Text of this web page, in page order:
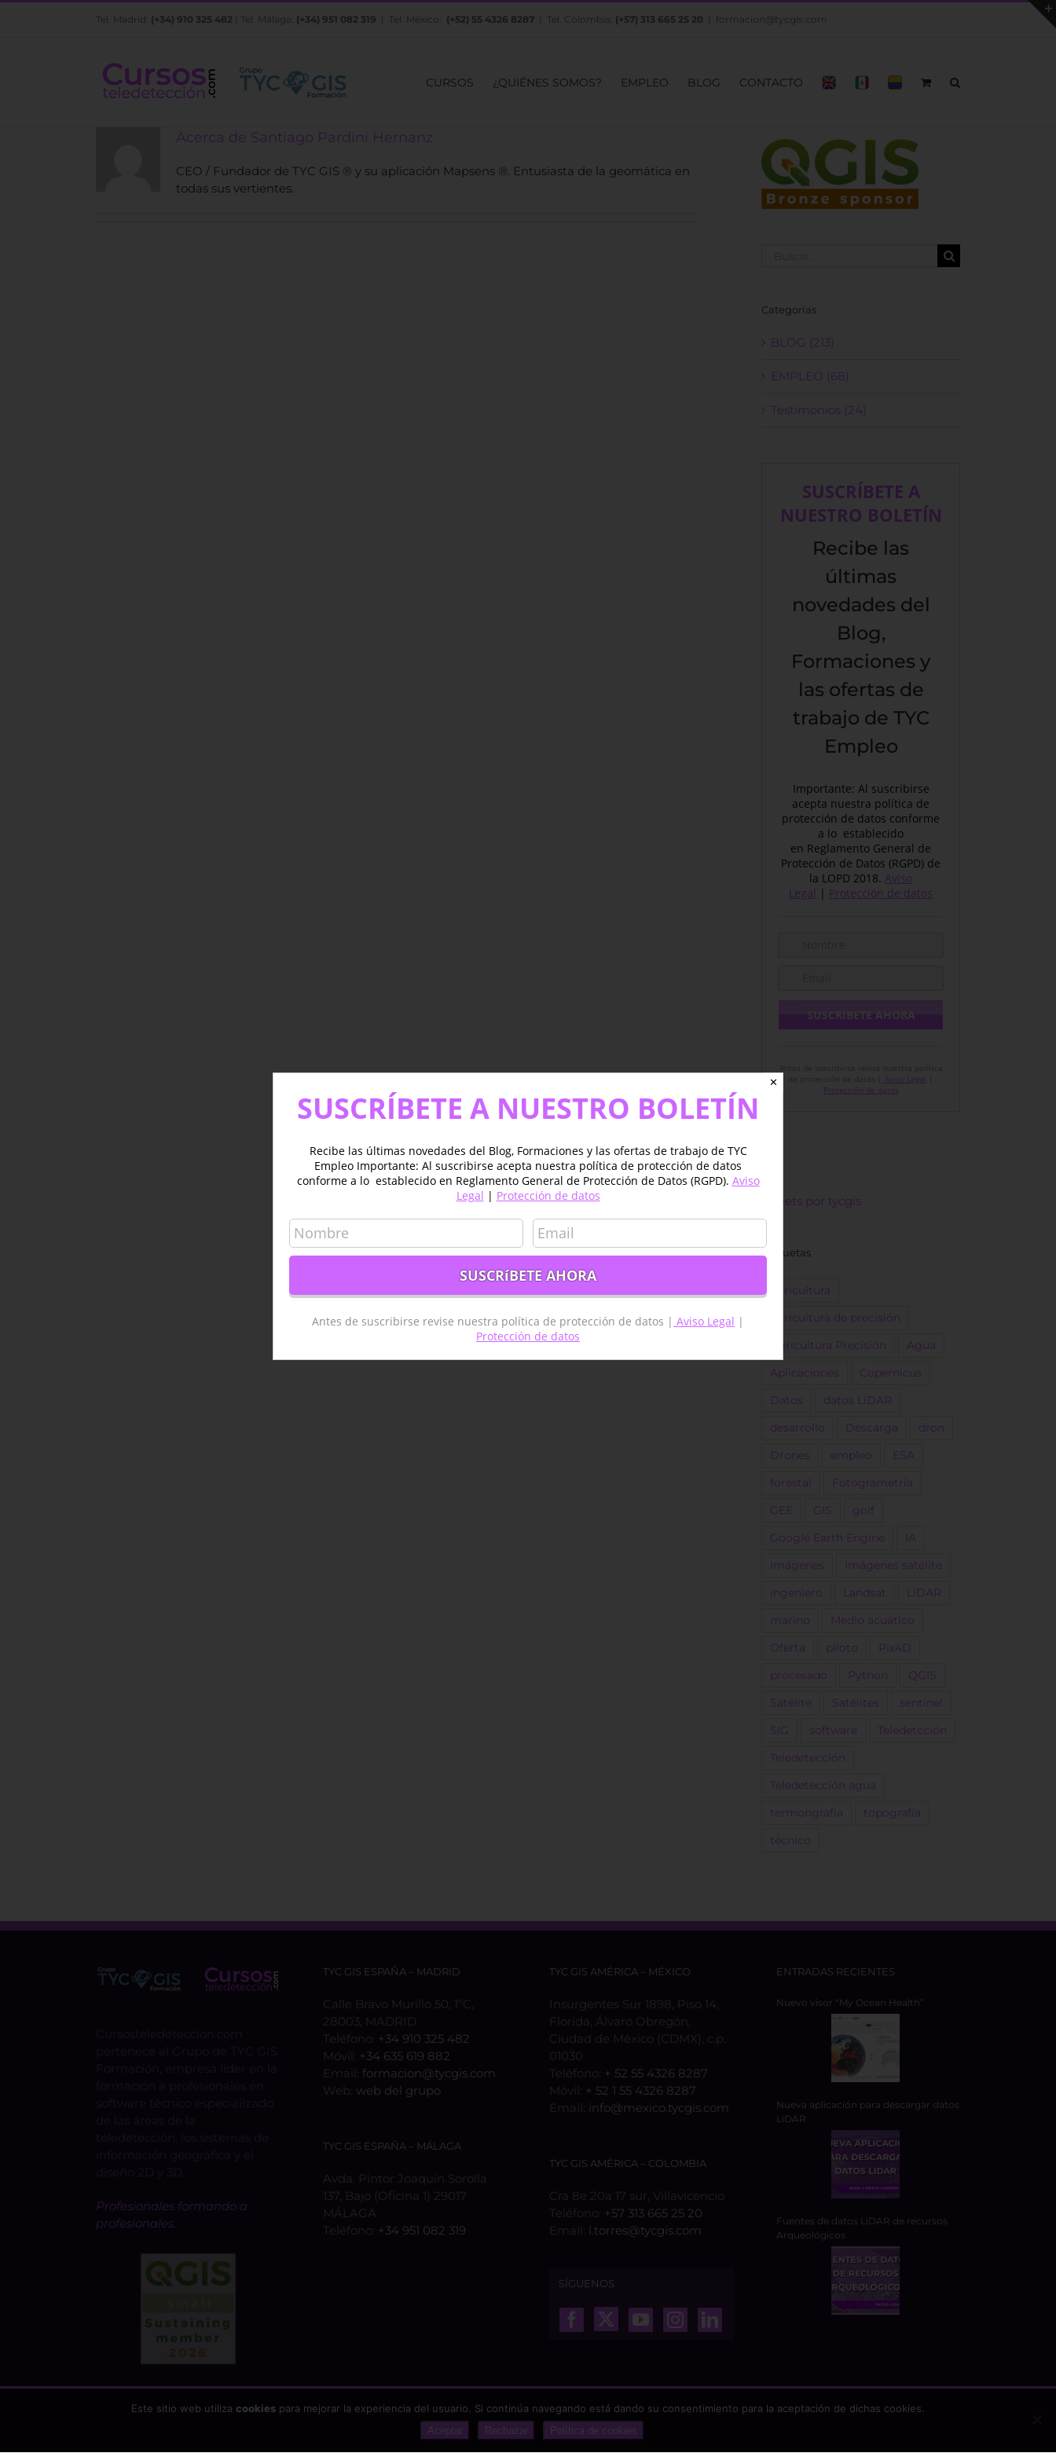
Saltar
Tel. Madrid: (+34) 910 325 482 | Tel. Málaga: (+34) 951 082 319 | Tel. México: (+52) 55 4326 8287 | Tel. Colombia: (+57) 313 665 25 20 formacion@tycgis.com
CURSOS ¿QUIÉNES SOMOS? EMPLEO BLOG CONTACTO
Acerca de Santiago Pardini Hernanz
CEO / Fundador de TYC GIS ® y su aplicación Mapsens ®. Entusiasta de la geomática en
todas sus vertientes.
Categorías
BLOG (213)
EMPLEO (68)
Testimonios (24)
SUSCRÍBETE A
NUESTRO BOLETÍN
Recibe las
últimas
novedades del
Blog,
Formaciones y
las ofertas de
trabajo de TYC
Empleo
Importante: Al suscribirse
acepta nuestra política de
protección de datos conforme
a lo establecido
en Reglamento General de
Protección de Datos (RGPD) de
la LOPD 2018. Aviso
Legal | Protección de datos
Aviso Legal
Protección de datos
Tweets por tycgis
Etiquetas
agricultura
agricultura de precisión
Agricultura Precisión Agua
Aplicaciones Copernicus
Datos datos LiDAR
desarrollo Descarga dron
Drones empleo ESA
forestal Fotogrametría
GEE GIS golf
Google Earth Engine IA
Imágenes Imágenes satélite
ingeniero Landsat LIDAR
marino Medio acuático
Oferta piloto Pix4D
procesado Python QGIS
Satélite Satélites sentinel
SIG software Teledetcción
Teledetección
Teledetección agua
termongrafía topografía
técnico
Profesionales formando a
profesionales.
TYC GIS ESPAÑA – MADRID
Calle Bravo Murillo 50, 1ºC,
28003, MADRID
Teléfono: +34 910 325 482
Móvil: +34 635 619 882
Email: formacion@tycgis.com
Web: web del grupo
TYC GIS ESPAÑA – MÁLAGA
Avda. Pintor Joaquín Sorolla
137, Bajo (Oficina 1) 29017
MÁLAGA
Teléfono: +34 951 082 319
TYC GIS AMÉRICA – MÉXICO
Insurgentes Sur 1898, Piso 14,
Florida, Álvaro Obregón,
Ciudad de México (CDMX), c.p.
01030
Teléfono: + 52 55 4326 8287
Móvil: + 52 1 55 4326 8287
Email: info@mexico.tycgis.com
TYC GIS AMÉRICA – COLOMBIA
Cra 8e 20a 17 sur, Villavicencio
Teléfono: +57 313 665 25 20
Email: l.torres@tycgis.com
SÍGUENOS
ENTRADAS RECIENTES
Nuevo visor “My Ocean Health”
Nueva aplicación para descargar datos
LiDAR
Fuentes de datos LiDAR de recursos
Arqueológicos
Copyright 2026 - TYC GIS Soluciones Integrales SL | Todos los derechos reservados |Aviso Legal |Protección de datos
Este sitio web utiliza cookies para mejorar la experiencia del usuario. Si continúa navegando está dando su consentimiento para la aceptación de dichas cookies.
Aceptar Rechazar Política de cookies
✕
SUSCRÍBETE A NUESTRO BOLETÍN
Recibe las últimas novedades del Blog, Formaciones y las ofertas de trabajo de TYC
Empleo Importante: Al suscribirse acepta nuestra política de protección de datos
conforme a lo establecido en Reglamento General de Protección de Datos (RGPD). Aviso
Legal | Protección de datos
Antes de suscribirse revise nuestra política de protección de datos | Aviso Legal |
Protección de datos